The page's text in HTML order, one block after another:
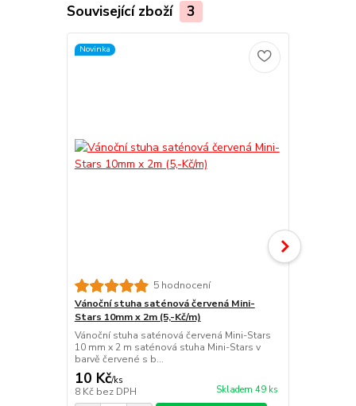
Související zboží 3
Novinka
5 hodnocení
Vánoční stuha saténová červená Mini-
Stars 10mm x 2m (5,-Kč/m)
Vánoční stuha saténová červená Mini-Stars
10 mm x 2 m saténová stuha Mini-Stars v
barvě červené s b...
10 Kč/ks
8 Kč bez DPH Skladem 49 ks